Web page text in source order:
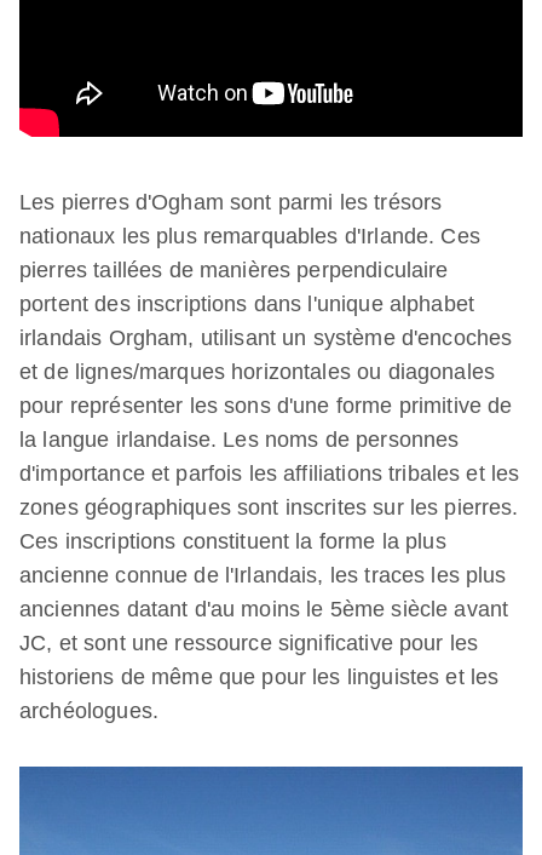
Les pierres d'Ogham sont parmi les trésors
nationaux les plus remarquables d'Irlande. Ces
pierres taillées de manières perpendiculaire
portent des inscriptions dans l'unique alphabet
irlandais Orgham, utilisant un système d'encoches
et de lignes/marques horizontales ou diagonales
pour représenter les sons d'une forme primitive de
la langue irlandaise. Les noms de personnes
d'importance et parfois les affiliations tribales et les
zones géographiques sont inscrites sur les pierres.
Ces inscriptions constituent la forme la plus
ancienne connue de l'Irlandais, les traces les plus
anciennes datant d'au moins le 5ème siècle avant
JC, et sont une ressource significative pour les
historiens de même que pour les linguistes et les
archéologues.